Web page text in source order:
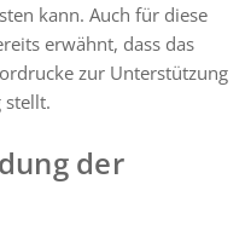
kann. Auch für diese
erwähnt, dass das
zur Unterstützung
stellt.
der